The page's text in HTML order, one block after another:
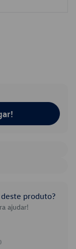
produto?
ajudar!